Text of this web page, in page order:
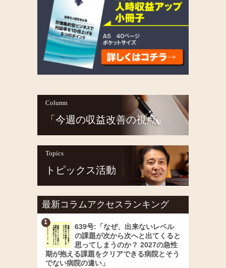
Column
「今週の収益改善の視点」
Topics
トピックス活動
最新コラムアクセスランキング
639号:「なぜ、出来ないレベル
の課題が次から次へと出てくると
思ってしまうのか？ 2027の急性
期が抱える課題をクリアできる病院とそう
でない病院の違い」